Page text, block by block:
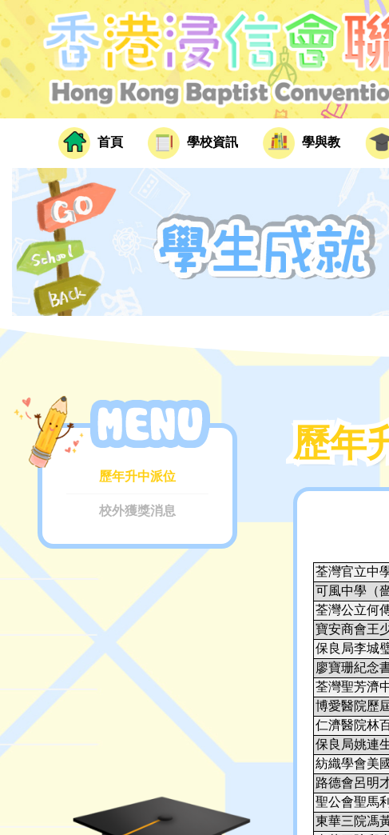
首頁 學校資訊 學與教
歷年升中派位
校外獲獎消息
歷年
歷年
荃灣官立中
可風中學（
荃灣公立何
寶安商會王
保良局李城
廖寶珊紀念
荃灣聖芳濟
博愛醫院歷
仁濟醫院林
保良局姚連
紡織學會美
路德會呂明
聖公會聖馬
東華三院馮